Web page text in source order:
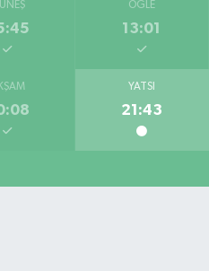
ÖĞLE
13:01
YATSI
21:43